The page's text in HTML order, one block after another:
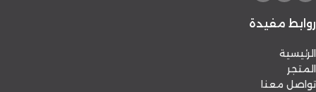
روابط مفيدة
الرئيسية
المتجر
تواصل معنا